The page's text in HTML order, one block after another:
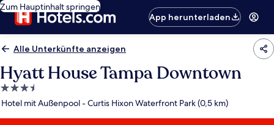
Zum Hauptinhalt springen
App herunterladen
Alle Unterkünfte anzeigen
Hyatt House Tampa Downtown
3.5-
Sterne-
Hotel mit Außenpool - Curtis Hixon Waterfront Park (0,5 km)